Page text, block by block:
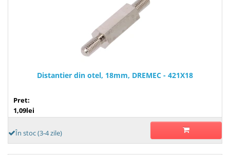
Distantier din otel, 18mm, DREMEC - 421X18
Pret:
1,09lei
În stoc (3-4 zile)